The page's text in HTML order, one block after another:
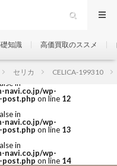
in
navi.co.jp/wp-
on line 12
in
navi.co.jp/wp-
on line 13
in
navi.co.jp/wp-
on line 14
知識 高価買取のススメ
セリカ CELICA-199310